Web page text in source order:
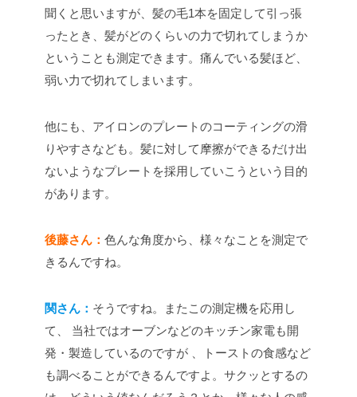
聞くと思いますが、髪の毛1本を固定して引っ張
ったとき、髪がどのくらいの力で切れてしまうか
ということも測定できます。痛んでいる髪ほど、
弱い力で切れてしまいます。
他にも、アイロンのプレートのコーティングの滑
りやすさなども。髪に対して摩擦ができるだけ出
ないようなプレートを採用していこうという目的
があります。
後藤さん： 色んな角度から、様々なことを測定で
きるんですね。
関さん： そうですね。またこの測定機を応用し
て、 当社ではオーブンなどのキッチン家電も開
発・製造しているのですが 、トーストの食感など
も調べることができるんですよ。サクッとするの